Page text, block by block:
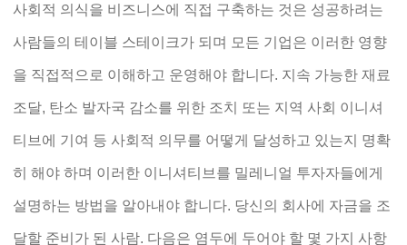
사회적 의식을 비즈니스에 직접 구축하는 것은 성공하려는
사람들의 테이블 스테이크가 되며 모든 기업은 이러한 영향
을 직접적으로 이해하고 운영해야 합니다. 지속 가능한 재료
조달, 탄소 발자국 감소를 위한 조치 또는 지역 사회 이니셔
티브에 기여 등 사회적 의무를 어떻게 달성하고 있는지 명확
히 해야 하며 이러한 이니셔티브를 밀레니얼 투자자들에게
설명하는 방법을 알아내야 합니다. 당신의 회사에 자금을 조
달할 준비가 된 사람. 다음은 염두에 두어야 할 몇 가지 사항